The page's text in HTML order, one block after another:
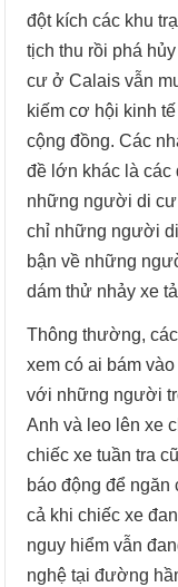
đột kích các khu
tịch thu rồi phá
cư ở Calais vẫn
kiếm cơ hội kinh
cộng đồng. Các
đề lớn khác là các
những người di cư
chỉ những người
bận về những
dám thử nhảy xe
Thông thường,
xem có ai bám
với những người
Anh và leo lên xe
chiếc xe tuần tra
báo động để
cả khi chiếc xe
nguy hiểm vẫn
nghệ tại đường